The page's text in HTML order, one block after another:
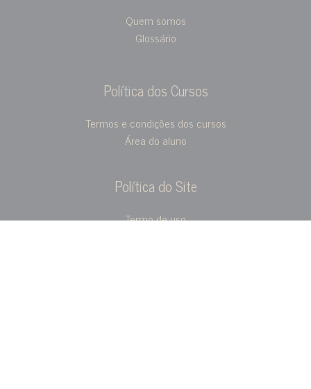
Quem somos
Glossário
Política dos Cursos
Termos e condições dos cursos
Área do aluno
Política do Site
Termo de uso